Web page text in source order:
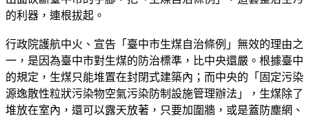
的利器，連根拔起。
行政院護航中火、宣告「臺中市生煤自治條例」無效的理由之
一，是因為臺中市對生煤的防治標準，比中央還嚴。根據臺中
的規定，生煤只能堆置在封閉式建築內；而中央的「固定污染
源逸散性粒狀污染物空氣污染防制設施管理辦法」，生煤除了
堆放在室內，還可以露天放著，只要加圍牆，或是蓋防塵網、